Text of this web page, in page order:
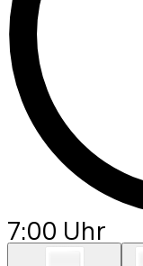
7:00 Uhr